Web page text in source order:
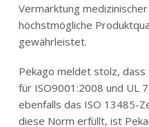
Vermarktung
höchstmögliche
gewährleistet.
Pekago meldet stolz,
für ISO9001:2008 und UL
ebenfalls das ISO 13485-
diese Norm erfüllt, ist